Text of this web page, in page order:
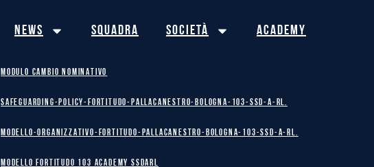
News Squadra Società Academy
MODULO CAMBIO NOMINATIVO
safeguarding-policy-Fortitudo-Pallacanestro-Bologna-103-SSD-A-RL.
Modello-Organizzativo-Fortitudo-Pallacanestro-Bologna-103-SSD-A-RL.
MODELLO FORTITUDO 103 ACADEMY SSDARL